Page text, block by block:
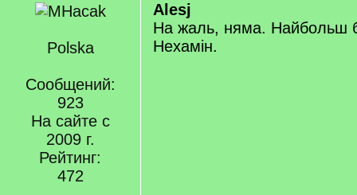
Polska
Сообщений:
923
На сайте с
2009 г.
Рейтинг:
472
Alesj
На жаль, няма. Найбольш
Нехамін.